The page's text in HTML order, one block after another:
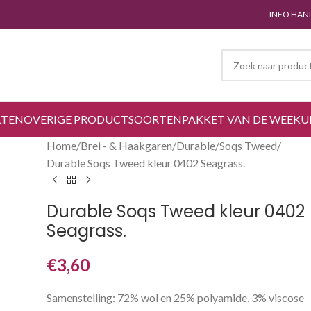
INFO
OVERIGE PRODUCTSOORTENPAKKET VAN DE WEEK
Home Brei - & Haakgaren Durable Soqs Tweed
Durable Soqs Tweed kleur 0402 Seagrass.
Durable Soqs Tweed kleur 0402
Seagrass.
€3,60
Samenstelling: 72% wol en 25% polyamide, 3% viscose